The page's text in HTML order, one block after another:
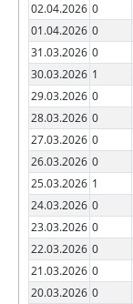
02.04.2026 0
01.04.2026 0
31.03.2026 0
30.03.2026 1
29.03.2026 0
28.03.2026 0
27.03.2026 0
26.03.2026 0
25.03.2026 1
24.03.2026 0
23.03.2026 0
22.03.2026 0
21.03.2026 0
20.03.2026 0